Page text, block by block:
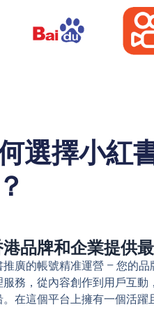
選擇小紅
品牌和企業提供
推廣的帳號精准運營 – 您的
服務，從內容創作到用戶互
。在這個平台上擁有一個活躍